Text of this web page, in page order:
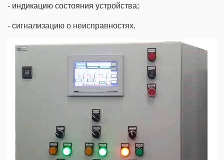
- индикацию состояния устройства;
- сигнализацию о неисправностях.